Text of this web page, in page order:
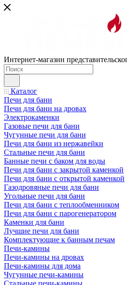
Интернет-магазин
Каталог
Печи для бани
Печи для бани на дровах
Электрокаменки
Газовые печи для бани
Чугунные печи для бани
Печи для бани из нержавейки
Стальные печи для бани
Банные печи с баком для воды
Печи для бани с закрытой каменкой
Печи для бани с открытой каменкой
Газодровяные печи для бани
Угольные печи для бани
Печи для бани с теплообменником
Печи для бани с парогенератором
Каменки для бани
Лучшие печи для бани
Комплектующие к банным печам
Печи-камины
Печи-камины на дровах
Печи-камины для дома
Чугунные печи-камины
Стальные печи-камины